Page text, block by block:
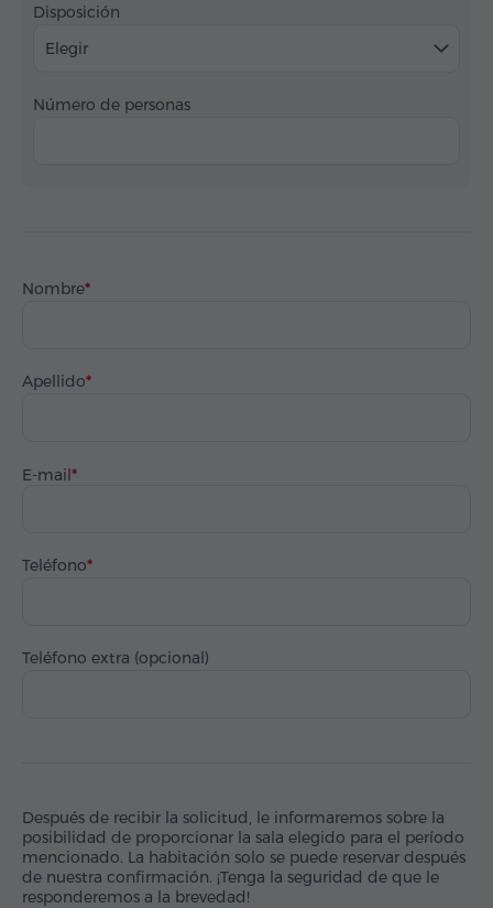
Disposición
Elegir
Número de personas
Nombre
Apellido
E-mail
Teléfono
Teléfono extra (opcional)
Después de recibir la solicitud, le informaremos sobre la
posibilidad de proporcionar la sala elegido para el período
mencionado. La habitación solo se puede reservar después
de nuestra confirmación. ¡Tenga la seguridad de que le
responderemos a la brevedad!